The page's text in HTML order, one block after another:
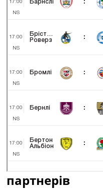
партнерів